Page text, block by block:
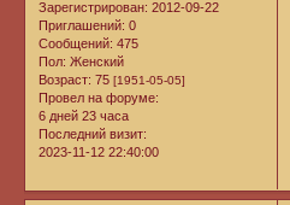
Зарегистрирован: 2012-09-22
Приглашений: 0
Сообщений: 475
Пол: Женский
Возраст: 75 [1951-05-05]
Провел на форуме:
6 дней 23 часа
Последний визит:
2023-11-12 22:40:00